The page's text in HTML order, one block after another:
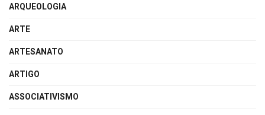
ARQUEOLOGIA
ARTE
ARTESANATO
ARTIGO
ASSOCIATIVISMO